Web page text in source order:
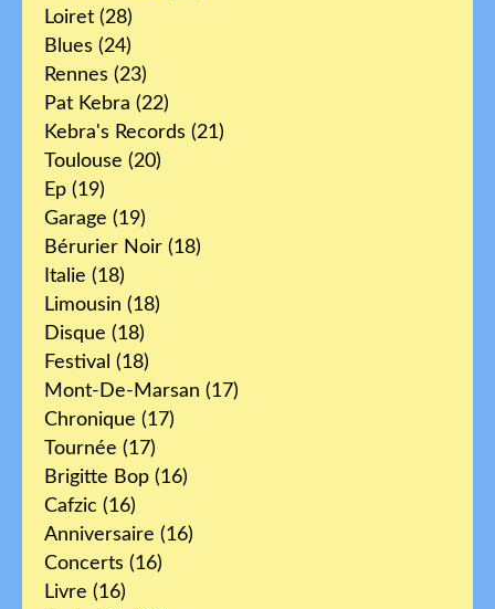
Loiret (28)
Blues (24)
Rennes (23)
Pat Kebra (22)
Kebra's Records (21)
Toulouse (20)
Ep (19)
Garage (19)
Bérurier Noir (18)
Italie (18)
Limousin (18)
Disque (18)
Festival (18)
Mont-De-Marsan (17)
Chronique (17)
Tournée (17)
Brigitte Bop (16)
Cafzic (16)
Anniversaire (16)
Concerts (16)
Livre (16)